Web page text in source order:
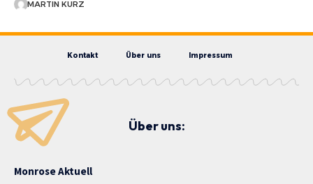
MARTIN KURZ
Kontakt Über uns Impressum
Über uns:
Monrose Aktuell